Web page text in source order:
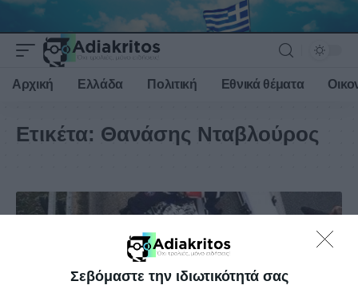
Σεβόμαστε την ιδιωτικότητά σας
Αρχική Ελλάδα Πολιτική Εθνικά θέματα
Ετικέτα: Θανάσης Νταβλούρος